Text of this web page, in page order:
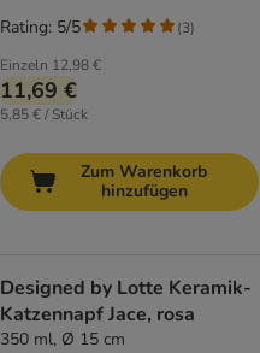
Einzeln 12,98 €
11,69 €
5,85 € / Stück
Rating: 5/5 (3)
Zum Warenkorb
hinzufügen
Designed by Lotte Keramik-
Katzennapf Jace, rosa
350 ml, Ø 15 cm